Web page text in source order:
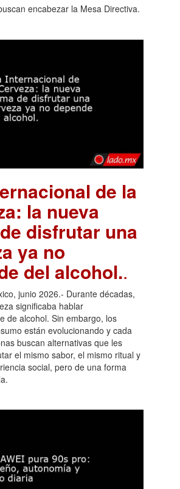
encabezar la Mesa Directiva.
de la
la nueva
disfrutar una
ya no
del alcohol..
junio 2026.- Durante décadas,
significaba hablar
de alcohol. Sin embargo, los
están evolucionando y cada
buscan alternativas que les
el mismo sabor, el mismo ritual y
social, pero de una forma